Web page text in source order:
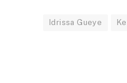
Idrissa Gueye